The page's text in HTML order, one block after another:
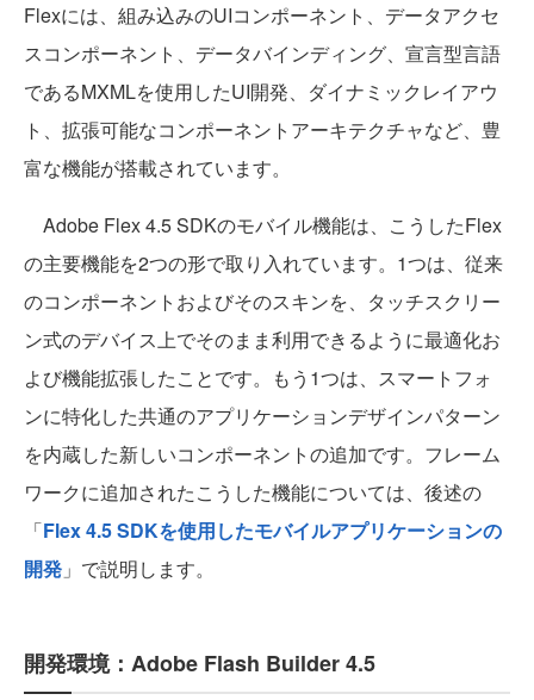
Flexには、組み込みのUIコンポーネント、データアクセ
スコンポーネント、データバインディング、宣言型言語
であるMXMLを使用したUI開発、ダイナミックレイアウ
ト、拡張可能なコンポーネントアーキテクチャなど、豊
富な機能が搭載されています。
Adobe Flex 4.5 SDKのモバイル機能は、こうしたFlex
の主要機能を2つの形で取り入れています。1つは、従来
のコンポーネントおよびそのスキンを、タッチスクリー
ン式のデバイス上でそのまま利用できるように最適化お
よび機能拡張したことです。もう1つは、スマートフォ
ンに特化した共通のアプリケーションデザインパターン
を内蔵した新しいコンポーネントの追加です。フレーム
ワークに追加されたこうした機能については、後述の
「Flex 4.5 SDKを使用したモバイルアプリケーションの
開発 」で説明します。
開発環境：Adobe Flash Builder 4.5